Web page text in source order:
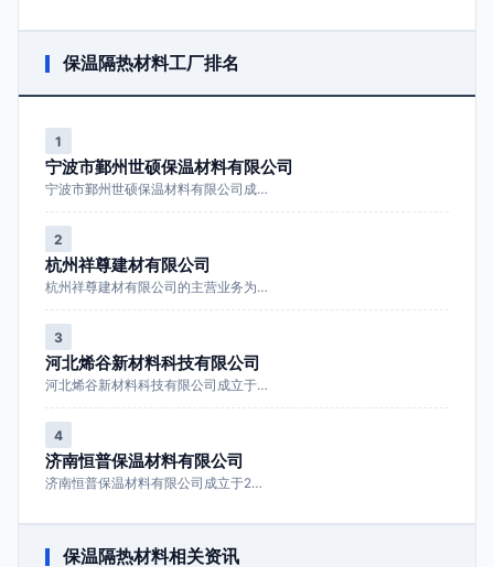
保温隔热材料工厂排名
1
宁波市鄞州世硕保温材料有限公司
宁波市鄞州世硕保温材料有限公司成…
2
杭州祥尊建材有限公司
杭州祥尊建材有限公司的主营业务为…
3
河北烯谷新材料科技有限公司
河北烯谷新材料科技有限公司成立于…
4
济南恒普保温材料有限公司
济南恒普保温材料有限公司成立于2…
保温隔热材料相关资讯